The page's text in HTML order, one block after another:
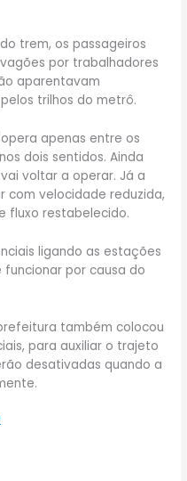
trem, os passageiros
por trabalhadores
aparentavam
trilhos do metrô.
apenas entre os
dois sentidos. Ainda
voltar a operar. Já a
com velocidade reduzida,
fluxo restabelecido.
ligando as estações
por causa do
também colocou
para auxiliar o trajeto
desativadas quando a